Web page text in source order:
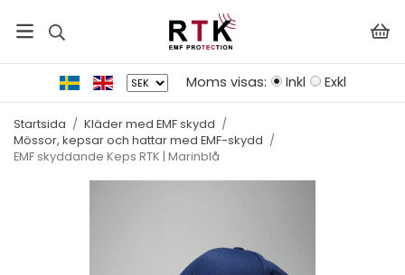
Moms visas: Inkl Exkl
Startsida / Kläder med EMF skydd /
Mössor, kepsar och hattar med EMF-skydd /
EMF skyddande Keps RTK | Marinblå